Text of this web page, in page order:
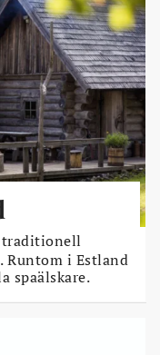
traditionell
Runtom i Estland
spaälskare.